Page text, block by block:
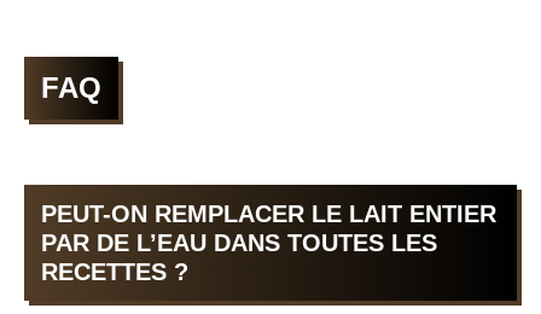
FAQ
PEUT-ON REMPLACER LE LAIT ENTIER
PAR DE L’EAU DANS TOUTES LES
RECETTES ?